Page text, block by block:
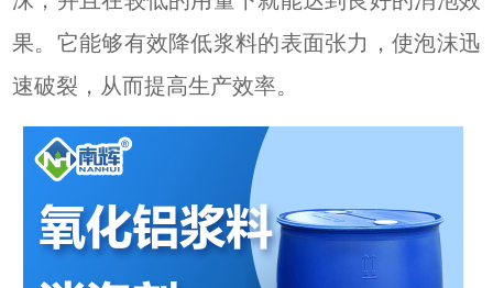
果。它能够有效降低浆料的表面张力，使泡沫迅
速破裂，从而提高生产效率。